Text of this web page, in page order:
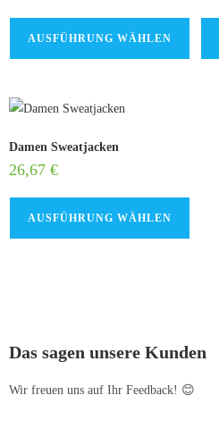
AUSFÜHRUNG WÄHLEN
Damen Sweatjacken
26,67 €
AUSFÜHRUNG WÄHLEN
Das sagen unsere Kunden
Wir freuen uns auf Ihr Feedback! 😊